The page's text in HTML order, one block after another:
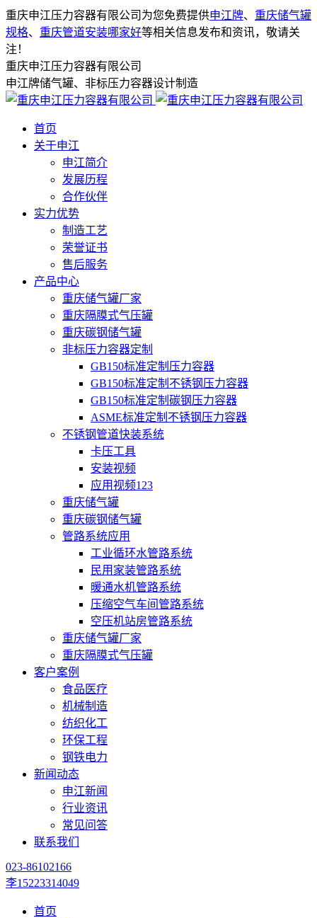
重庆申江压力容器有限公司为您免费提供申江牌、 重庆储气罐
规格、 重庆管道安装哪家好等相关信息发布和资讯，敬请关
注！
重庆申江压力容器有限公司
申江牌储气罐、非标压力容器设计制造
首页
关于申江
申江简介
发展历程
合作伙伴
实力优势
制造工艺
荣誉证书
售后服务
产品中心
重庆储气罐厂家
重庆隔膜式气压罐
重庆碳钢储气罐
非标压力容器定制
GB150标准定制压力容器
GB150标准定制不锈钢压力容器
GB150标准定制碳钢压力容器
ASME标准定制不锈钢压力容器
不锈钢管道快装系统
卡压工具
安装视频
应用视频123
重庆储气罐
重庆碳钢储气罐
管路系统应用
工业循环水管路系统
民用家装管路系统
暖通水机管路系统
压缩空气车间管路系统
空压机站房管路系统
重庆储气罐厂家
重庆隔膜式气压罐
客户案例
食品医疗
机械制造
纺织化工
环保工程
钢铁电力
新闻动态
申江新闻
行业资讯
常见问答
联系我们
023-86102166
李15223314049
首页